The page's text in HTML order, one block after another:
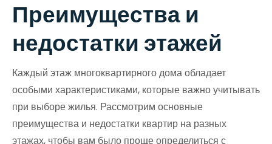
Преимущества и
недостатки этажей
Каждый этаж многоквартирного дома обладает
особыми характеристиками, которые важно учитывать
при выборе жилья. Рассмотрим основные
преимущества и недостатки квартир на разных
этажах, чтобы вам было проще определиться с